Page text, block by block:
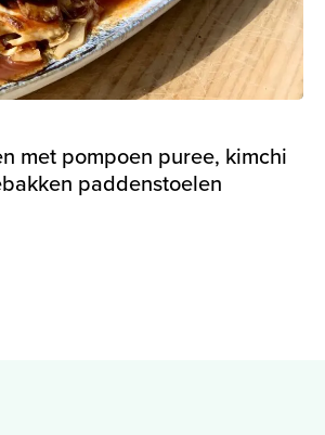
met pompoen puree, kimchi
paddenstoelen